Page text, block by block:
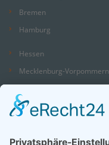
Bremen
Hamburg
Hessen
Mecklenburg-Vorpommern
Niedersachsen
Nordrhein-Westfalen